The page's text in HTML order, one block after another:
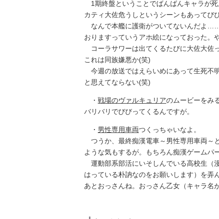
1期終盤ということでばんばんキャラが
カティ大佐危うしというシーンもあってび
なんで本艦に護衛がついてないんだよ
おりますっていうアホ絵になっておった。
コーラサワーは出てくるたびに大佐大
これは同族嫌悪か(笑)
今週の放送ではえらいめにあって生死不
と思えてならない(笑)
・ 戦場のヴァルキュリアのムービーをみ
バリバリでびびってくるんですが。
・ 男性専用車両つくっちゃいなよ。
つうか、最終痴漢電車～男性専用車両～
ような気もするが。もちろん痴漢ゲームパ
運動部系部活にいそしんでいる高校生（
はっている朴訥なのをお願いします）を弄
あとおっさんね。おっさん乙女（キャラ名